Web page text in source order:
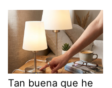
Tan buena que he